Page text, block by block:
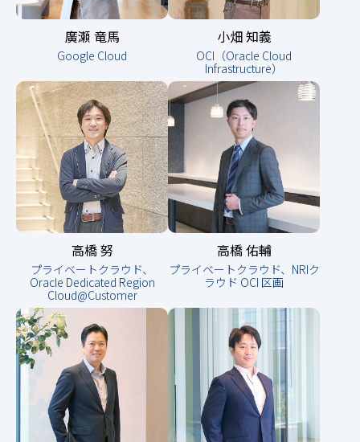
廣瀬 竜馬
Google Cloud
小畑 知義
OCI（Oracle Cloud
Infrastructure）
高橋 努
プライベートクラウド、
Oracle Dedicated Region
Cloud@Customer
高橋 佑輔
プライベートクラウド、NRIク
ラウド OCI 区画